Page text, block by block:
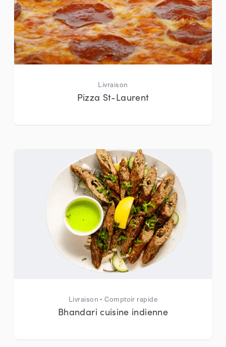
Livraison
Pizza St-Laurent
Livraison • Comptoir rapide
Bhandari cuisine indienne